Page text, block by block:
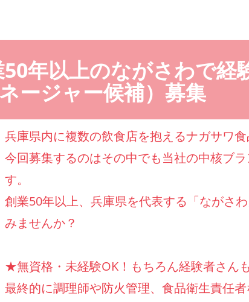
年以上のながさわで経
ージャー候補）募集
兵庫県内に複数の飲食店を抱えるナガサワ
今回募集するのはその中でも当社の中核ブ
す。
創業50年以上、兵庫県を代表する「ながさ
みませんか？
★無資格・未経験OK！もちろん経験者さん
最終的に調理師や防火管理、食品衛生責任